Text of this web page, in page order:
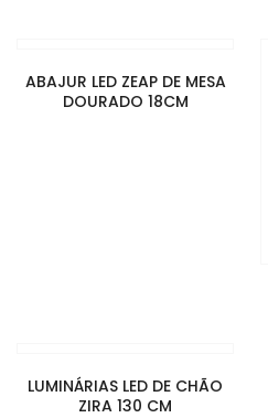
ABAJUR LED ZEAP DE MESA
DOURADO 18CM
LUMINÁRIAS LED DE CHÃO
ZIRA 130 CM